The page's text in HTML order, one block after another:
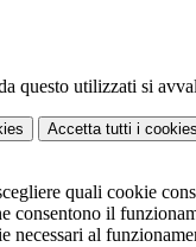
questo utilizzati si
Accetta tutti i cookies
quali cookie
consentono il
necessari al